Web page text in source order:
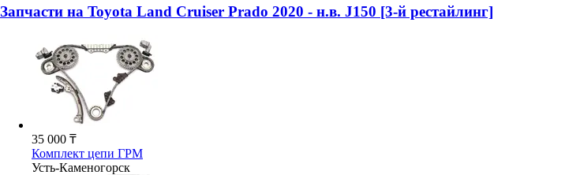
Запчасти на Toyota Land Cruiser Prado 2020 - н.в. J150 [3-й рестайлинг]
35 000 ₸
Комплект цепи ГРМ
Усть-Каменогорск